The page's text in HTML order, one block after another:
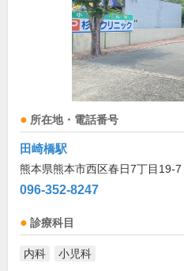
所在地・電話番号
田崎橋駅
熊本県熊本市西区春日7丁目19-7
096-352-8247
診療科目
内科 小児科